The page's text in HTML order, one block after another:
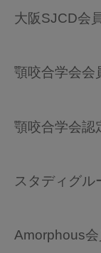
大阪SJCD会
顎咬合学会会
顎咬合学会認
スタディグル
Amorphous会